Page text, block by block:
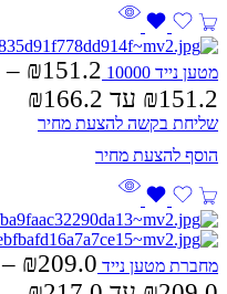
מטען נייד 10000 ₪151.2
–
שליחת בקשה להצעת מחיר
מחברת מטען נייד ₪209.0
–